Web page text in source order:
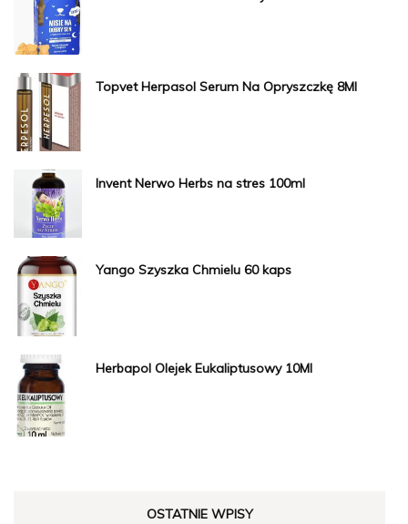
Topvet Herpasol Serum Na Opryszczkę 8Ml
Invent Nerwo Herbs na stres 100ml
Yango Szyszka Chmielu 60 kaps
Herbapol Olejek Eukaliptusowy 10Ml
OSTATNIE WPISY